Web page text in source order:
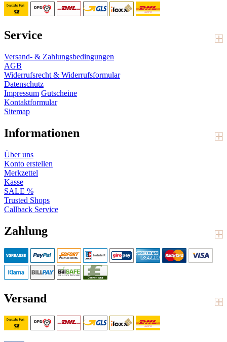
Service
Versand- & Zahlungsbedingungen
AGB
Widerrufsrecht & Widerrufsformular
Datenschutz
Impressum Gutscheine
Kontaktformular
Sitemap
Informationen
Über uns
Konto erstellen
Merkzettel
Kasse
SALE %
Trusted Shops
Callback Service
Zahlung
Versand